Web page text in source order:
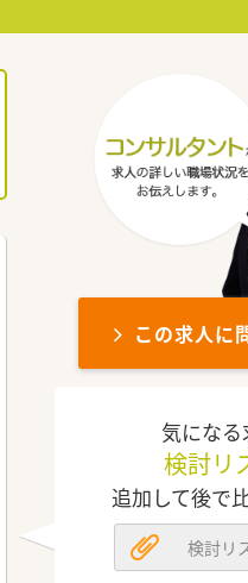
この求人に
気にな
検討リ
追加して後で
検討リ